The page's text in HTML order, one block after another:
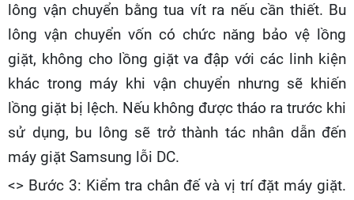
lông vận chuyển bằng tua vít ra nếu cần thiết. Bu
lông vận chuyển vốn có chức năng bảo vệ lồng
giặt, không cho lồng giặt va đập với các linh kiện
khác trong máy khi vận chuyển nhưng sẽ khiến
lồng giặt bị lệch. Nếu không được tháo ra trước khi
sử dụng, bu lông sẽ trở thành tác nhân dẫn đến
máy giặt Samsung lỗi DC.
<> Bước 3: Kiểm tra chân đế và vị trí đặt máy giặt.